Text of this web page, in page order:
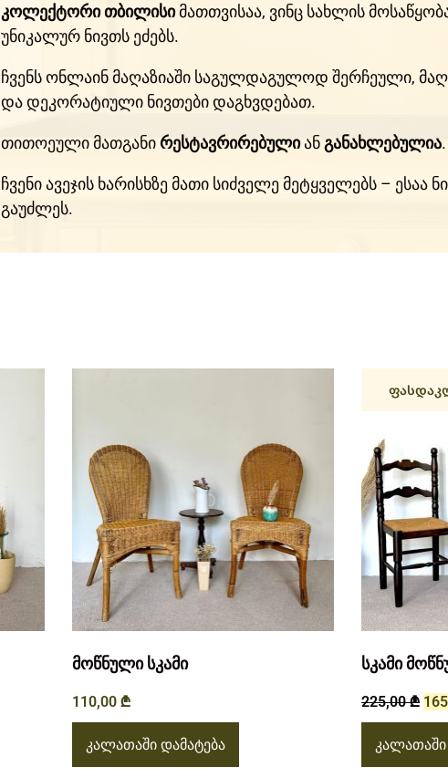
კოლექტორი თბილისიმათთვისაა, ვინც სახლის
უნიკალურ ნივთს ეძებს.
ჩვენს ონლაინ მაღაზიაში საგულდაგულოდ შერჩეული,
და დეკორატიული ნივთები დაგხვდებათ.
თითოეული მათგანირესტავრირებულიანგანახლებულია.
ჩვენი ავეჯის ხარისხზე მათი სიძველე მეტყველებს –
გაუძლეს.
მოწნული სკამი
110,00 ₾
კალათაში დამატება
სკამი
225,00₾
კალათაში